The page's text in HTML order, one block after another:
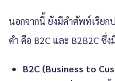
นอกจากนี้ ยังมีคำศัพท์เรียก
คำ คือ B2C และ B2B2C ซึ่
B2C (Business to